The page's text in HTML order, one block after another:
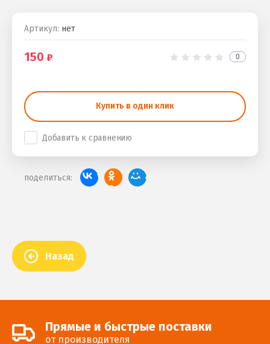
Артикул: нет
150 0
Купить в один клик
Добавить к сравнению
поделиться:
Назад
Прямые и быстрые поставки
от производителя